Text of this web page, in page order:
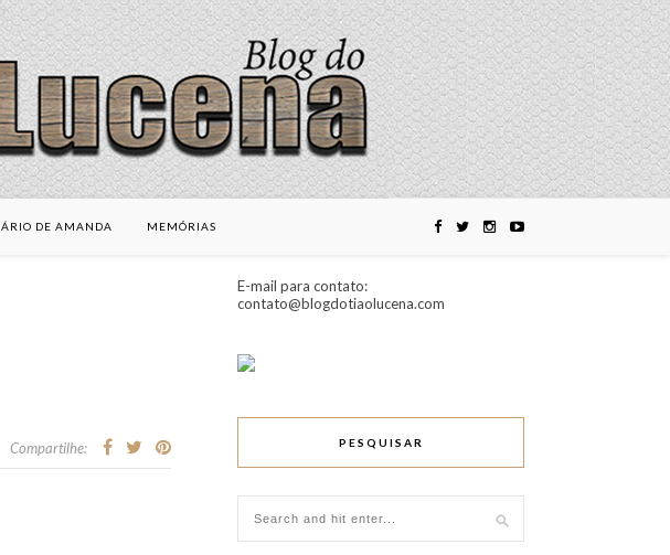
DE AMANDA MEMÓRIAS
Compartilhe:
E-mail para contato:
contato@blogdotiaolucena.com
PESQUISAR